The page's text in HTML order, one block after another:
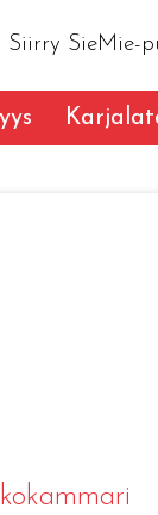
Siirry SieMie-